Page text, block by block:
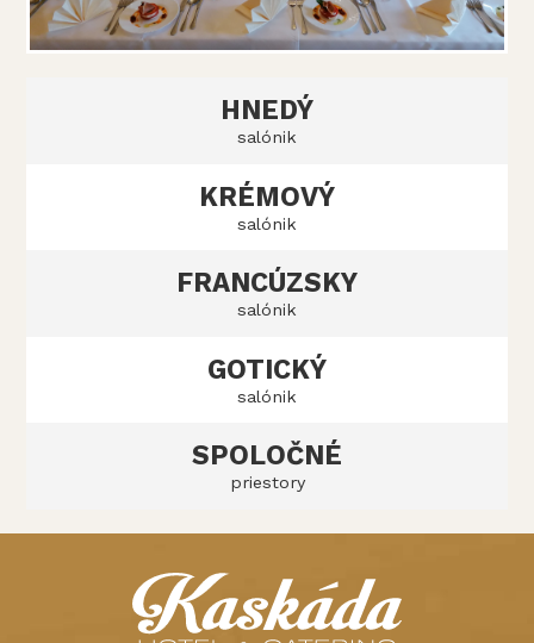
HNEDÝ
salónik
KRÉMOVÝ
salónik
FRANCÚZSKY
salónik
GOTICKÝ
salónik
SPOLOČNÉ
priestory